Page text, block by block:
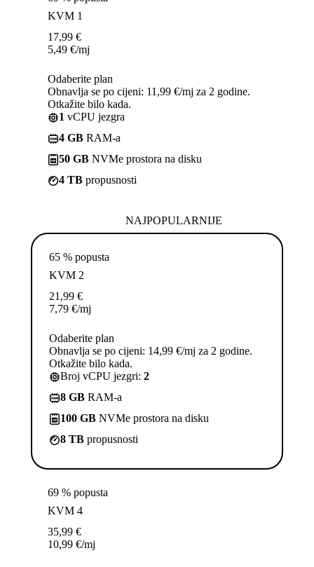
KVM 1
17,99 €
5,49 €/mj
Odaberite plan
Obnavlja se po cijeni: 11,99 €/mj za 2 godine.
Otkažite bilo kada.
1 vCPU jezgra
4 GB RAM-a
50 GB NVMe prostora na disku
4 TB propusnosti
NAJPOPULARNIJE
65 % popusta
KVM 2
21,99 €
7,79 €/mj
Odaberite plan
Obnavlja se po cijeni: 14,99 €/mj za 2 godine.
Otkažite bilo kada.
Broj vCPU jezgri: 2
8 GB RAM-a
100 GB NVMe prostora na disku
8 TB propusnosti
69 % popusta
KVM 4
35,99 €
10,99 €/mj